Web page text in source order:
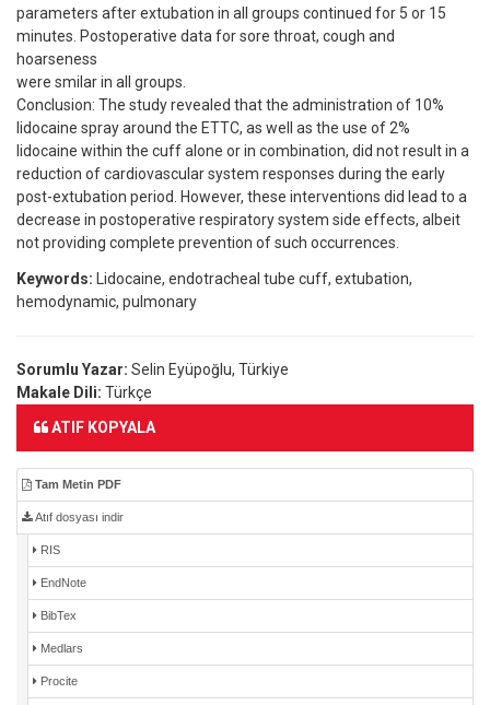
parameters after extubation in all groups continued for 5 or 15
minutes. Postoperative data for sore throat, cough and
hoarseness
were smilar in all groups.
Conclusion: The study revealed that the administration of 10%
lidocaine spray around the ETTC, as well as the use of 2%
lidocaine within the cuff alone or in combination, did not result in a
reduction of cardiovascular system responses during the early
post-extubation period. However, these interventions did lead to a
decrease in postoperative respiratory system side effects, albeit
not providing complete prevention of such occurrences.
Keywords: Lidocaine, endotracheal tube cuff, extubation,
hemodynamic, pulmonary
Sorumlu Yazar: Selin Eyüpoğlu, Türkiye
Makale Dili: Türkçe
ATIF KOPYALA
Tam Metin PDF
Atıf dosyası indir
RIS
EndNote
BibTex
Medlars
Procite